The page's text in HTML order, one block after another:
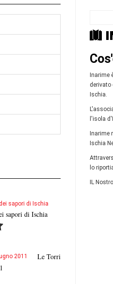
Inarime
derivato
Ischia.
l'isola
Inarime
Ischia
lo
IL
sapori di Ischia
Le Torri